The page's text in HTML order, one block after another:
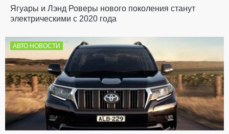
Ягуары и Лэнд Роверы нового поколения станут
электрическими с 2020 года
АВТО НОВОСТИ